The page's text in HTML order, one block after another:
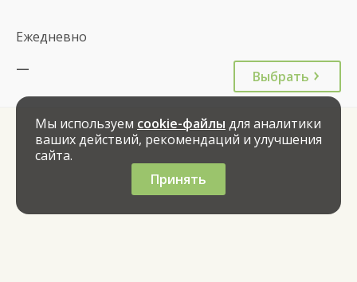
Ежедневно
—
Выбрать
Мы используем cookie-файлы для аналитики
ваших действий, рекомендаций и улучшения
сайта.
Принять